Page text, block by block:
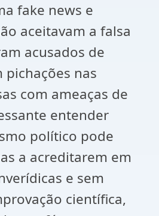
fake news e
aceitavam a falsa
acusados de
nas
com ameaças de
entender
político pode
a acreditarem em
e sem
científica,